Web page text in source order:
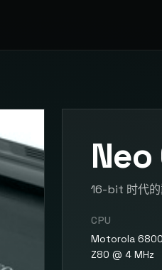
Neo
16-bit 时代
CPU
Motorola
Z80 @ 4 MHz